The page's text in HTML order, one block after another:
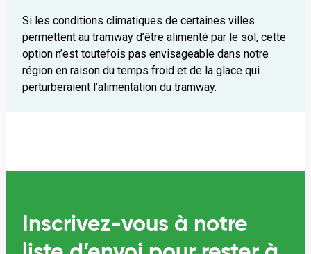
Si les conditions climatiques de certaines villes
permettent au tramway d’être alimenté par le sol, cette
option n’est toutefois pas envisageable dans notre
région en raison du temps froid et de la glace qui
perturberaient l’alimentation du tramway.
Inscrivez-vous à notre